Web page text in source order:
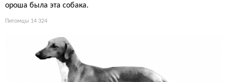
ороша была эта собака.
Питомцы 14 324